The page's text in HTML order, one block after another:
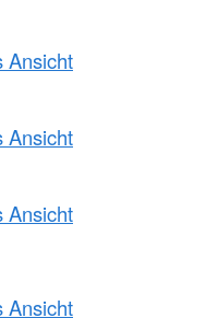
Ansicht
Ansicht
Ansicht
Ansicht